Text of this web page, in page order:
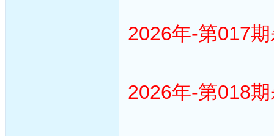
2026年-第017
2026年-第018